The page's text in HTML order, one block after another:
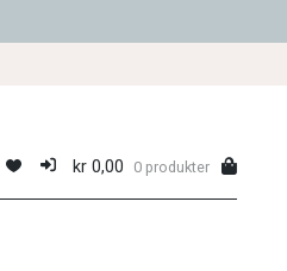
kr0,00 0 produkter